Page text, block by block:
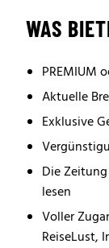
WAS
PREMIUM
Aktuelle
Exklusive
Die
lesen
Voller
ReiseLust,